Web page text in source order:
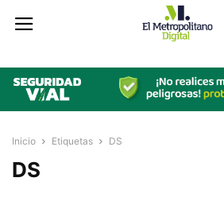
Inicio Etiquetas DS
DS